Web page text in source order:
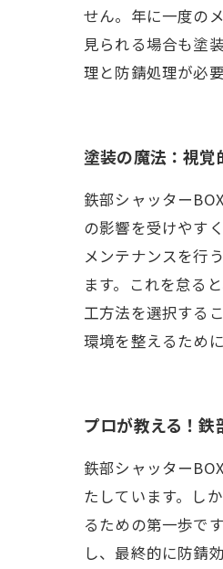
せん。年に一度の
見られる場合も塗
理と防錆処理が必
塗装の魔法：視覚
鉄部シャッター
の影響を受けやす
メンテナンスを行
ます。これを怠る
工方法を選択する
環境を整えるため
プロが教える！
鉄部シャッター
たしています。し
るための第一歩で
し、最終的に防錆